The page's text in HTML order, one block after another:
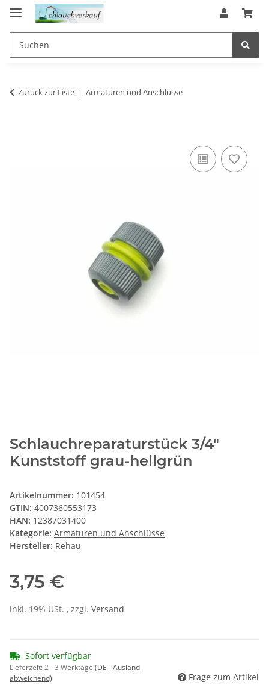
Zurück zur Liste Armaturen und Anschlüsse
Schlauchreparaturstück 3/4"
Kunststoff grau-hellgrün
Artikelnummer: 101454
GTIN: 4007360553173
HAN: 12387031400
Kategorie: Armaturen und Anschlüsse
Hersteller: Rehau
3,75 €
inkl. 19% USt. , zzgl. Versand
Sofort verfügbar
Lieferzeit:2 - 3 Werktage (DE - Ausland
abweichend)
Frage zum Artikel